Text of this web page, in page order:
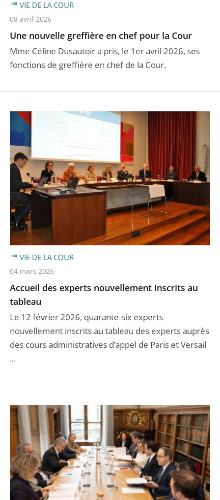
Une nouvelle greffière en chef pour la Cour
Mme Céline Dusautoir a pris, le 1er avril 2026, ses
fonctions de greffière en chef de la Cour.
VIE DE LA COUR
08 avril 2026
Accueil des experts nouvellement inscrits au
tableau
Le 12 février 2026, quarante-six experts
nouvellement inscrits au tableau des experts auprès
des cours administratives d’appel de Paris et Versail
...
VIE DE LA COUR
04 mars 2026